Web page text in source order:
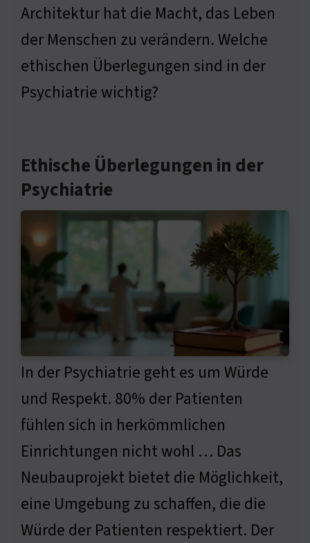
Architektur hat die Macht, das Leben
der Menschen zu verändern. Welche
ethischen Überlegungen sind in der
Psychiatrie wichtig?
Ethische Überlegungen in der
Psychiatrie
In der Psychiatrie geht es um Würde
und Respekt. 80% der Patienten
fühlen sich in herkömmlichen
Einrichtungen nicht wohl … Das
Neubauprojekt bietet die Möglichkeit,
eine Umgebung zu schaffen, die die
Würde der Patienten respektiert. Der